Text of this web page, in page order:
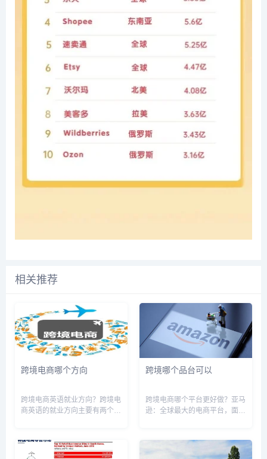
相关推荐
跨境电商哪个方向
跨境电商英语就业方向？跨境电
商英语的就业方向主要有两个。
英语的人才需求量越来越大。所
以掌握一门电商英语在对外贸易
跨境哪个品台可以
跨境电商哪个平台更好做？亚马
逊：全球最大的电商平台，面向
商运营中心Ebay：老牌线上的
拍卖及购物平台，面向全球，澳